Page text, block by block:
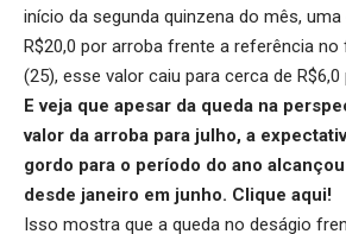
início da segunda quinzena do mês, uma
R$20,0 por arroba frente a referência
(25), esse valor caiu para cerca de R$6,0
E veja que apesar da queda na
valor da arroba para julho, a
gordo para o período do ano
desde janeiro em junho. Clique aqui!
Isso mostra que a queda no deságio